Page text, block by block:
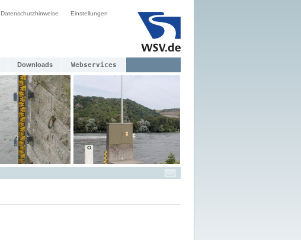
Datenschutzhinweise Einstellungen
Downloads Webservices